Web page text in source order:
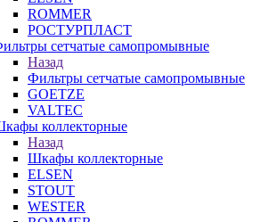
ROMMER
РОСТУРПЛАСТ
сетчатые самопромывные
Назад
Фильтры сетчатые самопромывные
GOETZE
VALTEC
коллекторные
Назад
Шкафы коллекторные
ELSEN
STOUT
WESTER